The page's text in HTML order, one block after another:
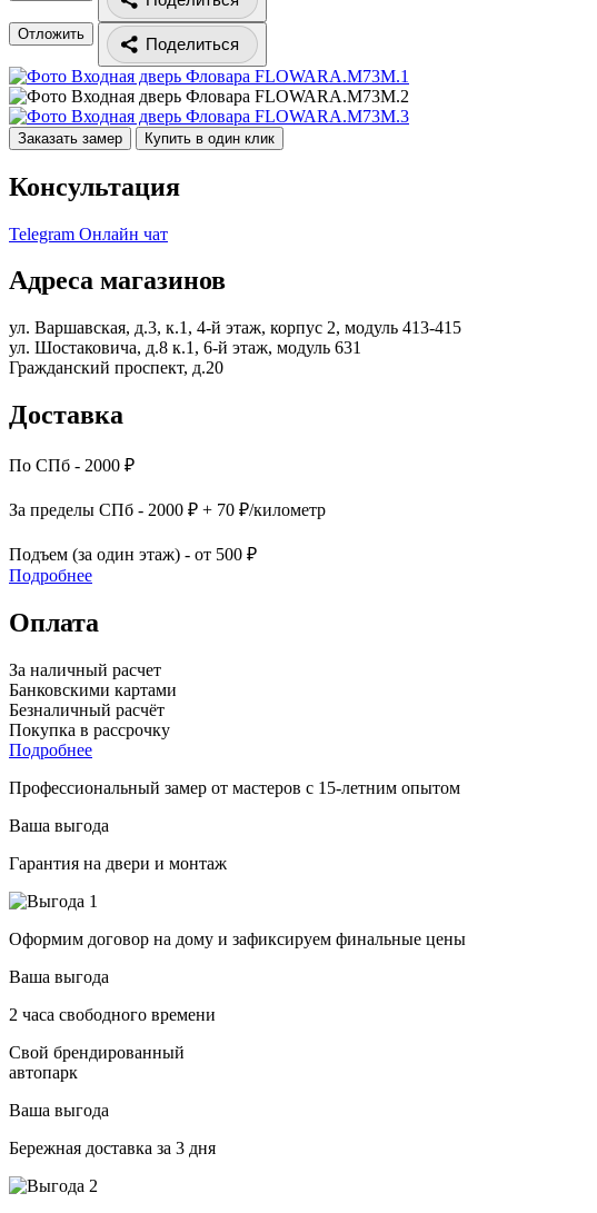
Отложить
Поделиться
Заказать замер Купить в один клик
Консультация
Telegram Онлайн чат
Адреса магазинов
ул. Варшавская, д.3, к.1, 4-й этаж, корпус 2, модуль 413-415
ул. Шостаковича, д.8 к.1, 6-й этаж, модуль 631
Гражданский проспект, д.20
Доставка
По СПб - 2000 ₽
За пределы СПб - 2000 ₽ + 70 ₽/километр
Подъем (за один этаж) - от 500 ₽
Подробнее
Оплата
За наличный расчет
Банковскими картами
Безналичный расчёт
Покупка в рассрочку
Подробнее
Профессиональный замер от мастеров с 15-летним опытом
Ваша выгода
Гарантия на двери и монтаж
Оформим договор на дому и зафиксируем финальные цены
Ваша выгода
2 часа свободного времени
Свой брендированный
автопарк
Ваша выгода
Бережная доставка за 3 дня